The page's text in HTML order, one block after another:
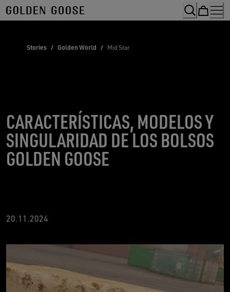
Skip
to
Stories / Golden World / Mid Star
CARACTERÍSTICAS, MODELOS Y
SINGULARIDAD DE LOS BOLSOS
GOLDEN GOOSE
20.11.2024